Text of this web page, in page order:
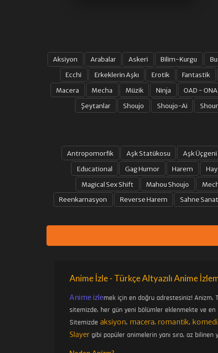
Aksiyon Arabalar Askeri Bilim-Kurgu
Ecchi
Erkeklerin Aşkı Erotik Fantastik
Macera
Mecha Müzik Ninja OAD -
Şeytanlar
Shoujo Shoujo-Ai
Antropomorfik Aşk Statükosu Aşk Üçgeni
Educational
Gag Humor Harem
Magical Sex Shift
Mahou Shoujo
Reenkarnasyon
Reverse Harem Sahne
Anime İzle - Türkçe Altyazılı Anime
Anime izlemek için en doğru adrestesiniz! Anizm,
sitemizde, her gün yeni bölümler eklenmekte ve en
Sitemizde aksiyon, macera, romantik, komedi,
Slayergibi popüler animelerin yanı sıra, az bilinen